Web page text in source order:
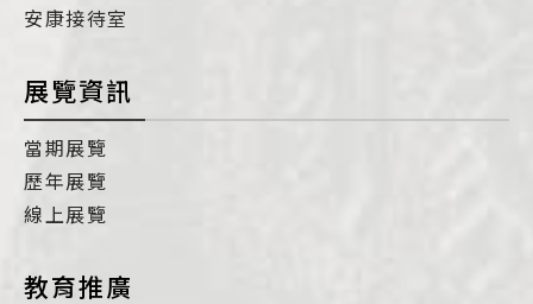
安康接待室
展覽資訊
當期展覽
歷年展覽
線上展覽
教育推廣